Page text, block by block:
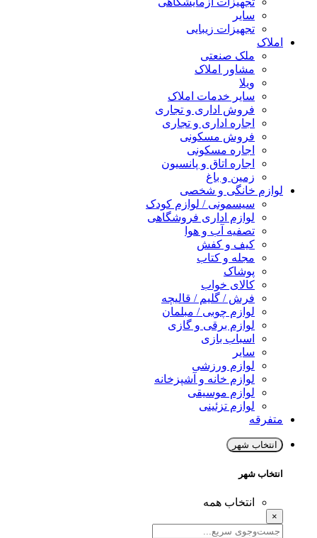
سایر
تجهیزات زیبایی
املاک
ملک صنعتی
مشاور املاک
ویلا
سایر خدمات املاک
فروش اداری و تجاری
اجاره اداری و تجاری
فروش مسکونی
اجاره مسکونی
اجاره اتاق و پانسیون
زمین و باغ
لوازم خانگی و شخصی
سیسمونی / لوازم کودک
لوازم اداری فروشگاهی
تصفیه آب و هوا
کیف و کفش
مجله و کتاب
پوشاک
کالای خواب
فرش / گلیم / قالیچه
لوازم چوبی / مبلمان
لوازم برقی و گازی
اسباب بازی
سایر
لوازم ورزشی
لوازم خانه و آشپزخانه
لوازم موسیقی
لوازم تزئینی
متفرقه
انتخاب شهر
انتخاب شهر
انتخاب همه
×